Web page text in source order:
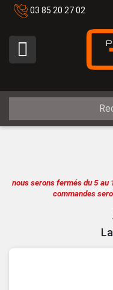
03 85 20 27 02

nous serons fermés du 5 au
commandes